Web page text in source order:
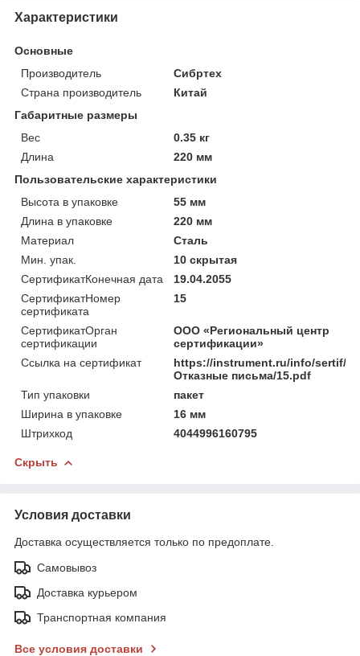
Характеристики
Основные
Производитель
Сибртех
Страна производитель
Китай
Габаритные размеры
Вес
0.35 кг
Длина
220 мм
Пользовательские характеристики
Высота в упаковке
55 мм
Длина в упаковке
220 мм
Материал
Сталь
Мин. упак.
10 скрытая
СертификатКонечная дата
19.04.2055
СертификатНомер
сертификата
15
СертификатОрган
сертификации
ООО «Региональный центр
сертификации»
Ссылка на сертификат
https://instrument.ru/info/sertif/
Отказные письма/15.pdf
Тип упаковки
пакет
Ширина в упаковке
16 мм
Штрихкод
4044996160795
Скрыть
Условия доставки
Доставка осуществляется только по предоплате.
Самовывоз
Доставка курьером
Транспортная компания
Все условия доставки